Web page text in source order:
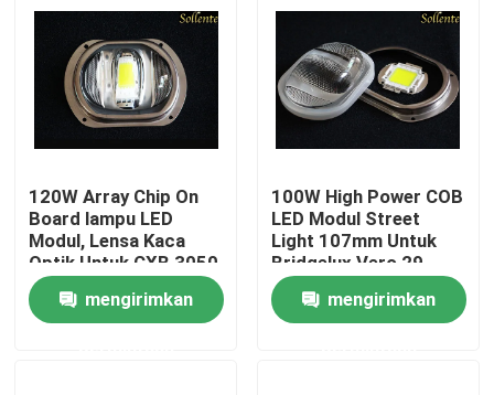
Rumah
120W Array Chip On
Board lampu LED
Modul, Lensa Kaca
Optik Untuk CXB 3050
mengirimkan
100W High Power COB
LED Modul Street
Light 107mm Untuk
Bridgelux Vero 29
mengirimkan